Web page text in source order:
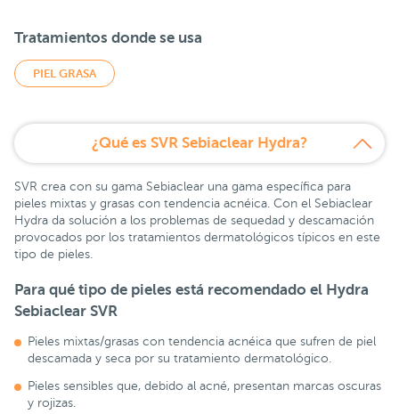
Tratamientos donde se usa
PIEL GRASA
¿Qué es SVR Sebiaclear Hydra?
SVR crea con su gama Sebiaclear una gama específica para
pieles mixtas y grasas con tendencia acnéica. Con el Sebiaclear
Hydra da solución a los problemas de sequedad y descamación
provocados por los tratamientos dermatológicos típicos en este
tipo de pieles.
Para qué tipo de pieles está recomendado el Hydra
Sebiaclear SVR
Pieles mixtas/grasas con tendencia acnéica que sufren de piel
descamada y seca por su tratamiento dermatológico.
Pieles sensibles que, debido al acné, presentan marcas oscuras
y rojizas.